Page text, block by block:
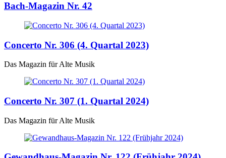
Bach-Magazin Nr. 42
Concerto Nr. 306 (4. Quartal 2023)
Das Magazin für Alte Musik
Concerto Nr. 307 (1. Quartal 2024)
Das Magazin für Alte Musik